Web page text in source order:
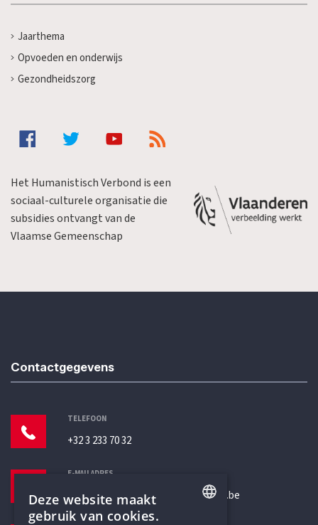
Jaarthema
Opvoeden en onderwijs
Gezondheidszorg
Het Humanistisch Verbond is een
sociaal-culturele organisatie die
subsidies ontvangt van de
Vlaamse Gemeenschap
Contactgegevens
TELEFOON
+32 3 233 70 32
E-MAILADRES
secretariaat@humanistischverbond.be
Deze website maakt
gebruik van cookies.